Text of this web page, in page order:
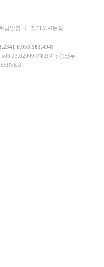
급방침 찾아오시는길
F.053.583.4949
| 대표자 : 김상무